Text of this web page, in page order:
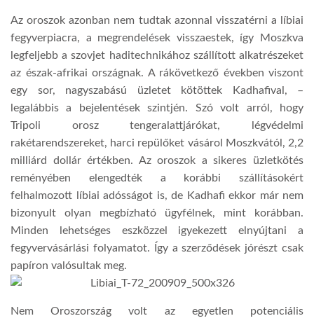
Az oroszok azonban nem tudtak azonnal visszatérni a líbiai
fegyverpiacra, a megrendelések visszaestek, így Moszkva
legfeljebb a szovjet haditechnikához szállított alkatrészeket
az észak-afrikai országnak. A rákövetkező években viszont
egy sor, nagyszabású üzletet kötöttek Kadhafival, –
legalábbis a bejelentések szintjén. Szó volt arról, hogy
Tripoli orosz tengeralattjárókat, légvédelmi
rakétarendszereket, harci repülőket vásárol Moszkvától, 2,2
milliárd dollár értékben. Az oroszok a sikeres üzletkötés
reményében elengedték a korábbi szállításokért
felhalmozott líbiai adósságot is, de Kadhafi ekkor már nem
bizonyult olyan megbízható ügyfélnek, mint korábban.
Minden lehetséges eszközzel igyekezett elnyújtani a
fegyvervásárlási folyamatot. Így a szerződések jórészt csak
papíron valósultak meg.
Nem Oroszország volt az egyetlen potenciális